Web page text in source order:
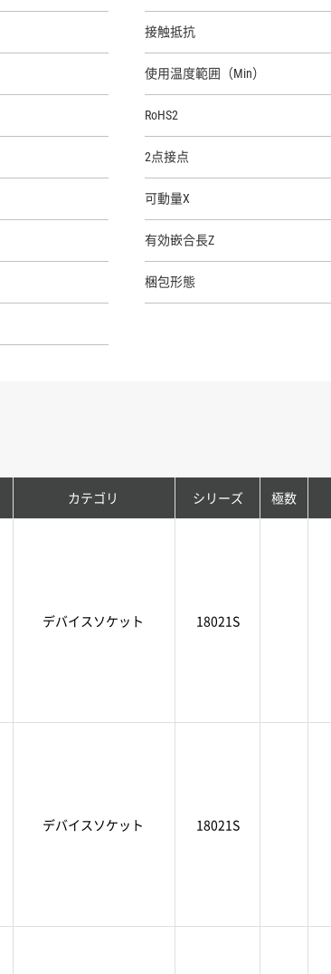
接触抵抗
使用温度範囲（Min）
RoHS2
2点接点
可動量X
有効嵌合長Z
梱包形態
カテゴリ シリーズ 極数
デバイスソケット 18021S
デバイスソケット 18021S